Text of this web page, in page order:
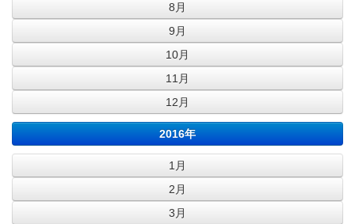
8月
9月
10月
11月
12月
2016年
1月
2月
3月